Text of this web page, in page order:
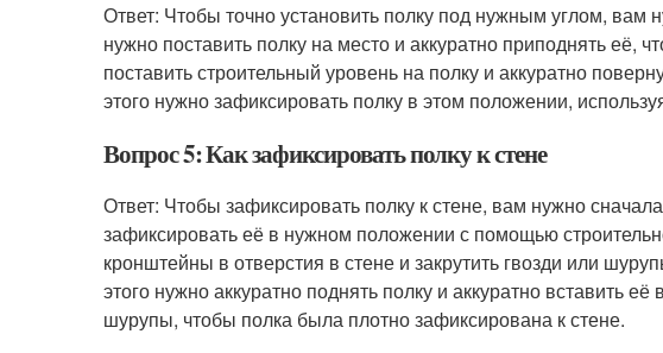
Ответ: Чтобы точно установить полку под нужным углом, вам
нужно поставить полку на место и аккуратно приподнять её,
поставить строительный уровень на полку и аккуратно
этого нужно зафиксировать полку в этом положении,
Вопрос 5: Как зафиксировать полку к стене
Ответ: Чтобы зафиксировать полку к стене, вам нужно
зафиксировать её в нужном положении с помощью
кронштейны в отверстия в стене и закрутить гвозди или
этого нужно аккуратно поднять полку и аккуратно вставить
шурупы, чтобы полка была плотно зафиксирована к стене.